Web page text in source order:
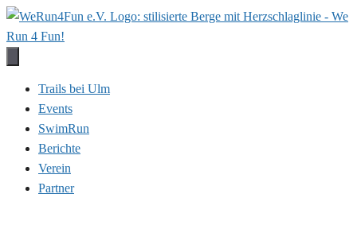
Zum
Inhalt
Trails bei Ulm
Events
SwimRun
Berichte
Verein
Partner